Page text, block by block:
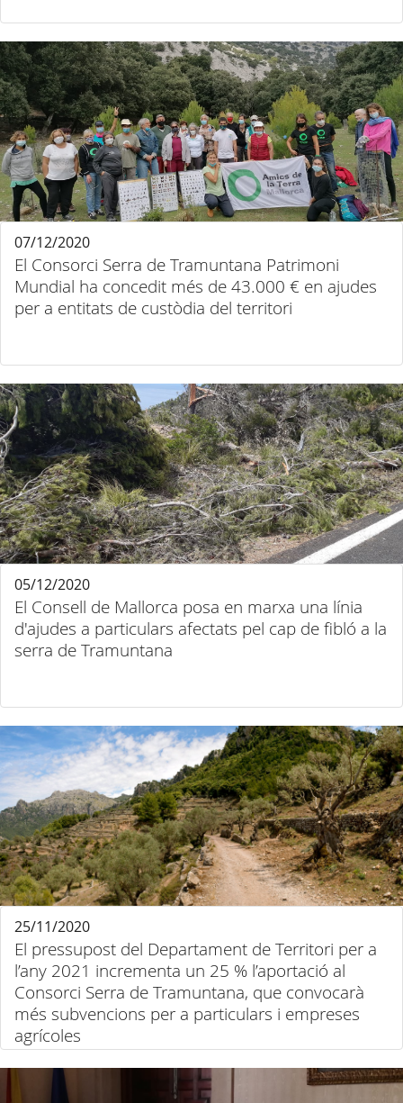
El Consorci Serra de Tramuntana Patrimoni
Mundial ha concedit més de 43.000 € en ajudes
per a entitats de custòdia del territori
07/12/2020
El Consell de Mallorca posa en marxa una línia
d'ajudes a particulars afectats pel cap de fibló a la
serra de Tramuntana
05/12/2020
El pressupost del Departament de Territori per a
l’any 2021 incrementa un 25 % l’aportació al
Consorci Serra de Tramuntana, que convocarà
més subvencions per a particulars i empreses
agrícoles
25/11/2020